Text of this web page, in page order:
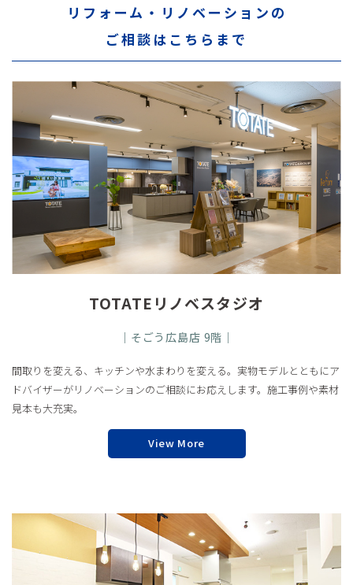
リフォーム・リノベーションの
ご相談はこちらまで
TOTATEリノベスタジオ
｜そごう広島店 9階｜
間取りを変える、キッチンや水まわりを変える。実物モデルとともにア
ドバイザーがリノベーションのご相談にお応えします。施工事例や素材
見本も大充実。
View More